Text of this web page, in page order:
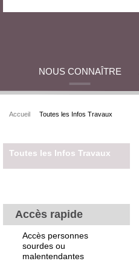
NOUS CONNAÎTRE
Accueil Toutes les Infos Travaux
Toutes les Infos Travaux
Accès rapide
Accès personnes
sourdes ou
malentendantes